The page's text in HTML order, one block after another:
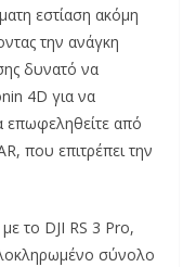
εστίαση ακόμη
την ανάγκη
δυνατό να
4D για να
επωφεληθείτε από
που επιτρέπει την
το DJI RS 3 Pro,
σύνολο